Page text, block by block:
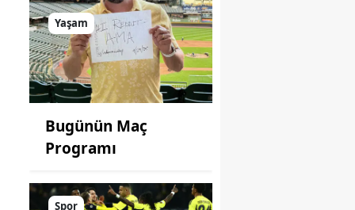
Yaşam
Bugünün Maç
Programı
Spor